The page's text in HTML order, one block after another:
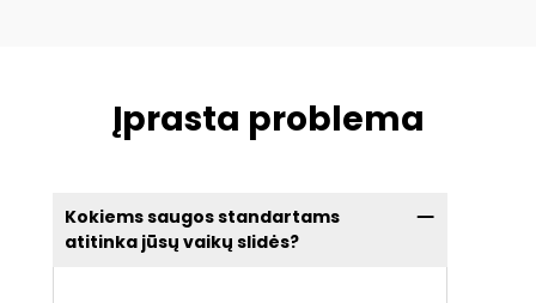
Įprasta problema
Kokiems saugos standartams
atitinka jūsų vaikų slidės?